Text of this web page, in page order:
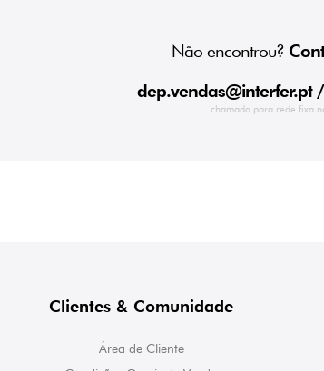
Não encontrou?
dep.vendas@interfer.pt/
chamada para rede fixa
Clientes & Comunidade
Área de Cliente